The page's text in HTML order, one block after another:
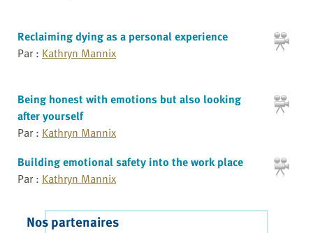
Reclaiming dying as a personal experience
Par : Kathryn Mannix
Being honest with emotions but also looking
after yourself
Par : Kathryn Mannix
Building emotional safety into the work place
Par : Kathryn Mannix
Nos partenaires